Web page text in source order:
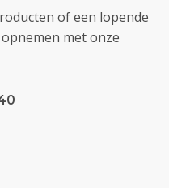
of een lopende
met onze